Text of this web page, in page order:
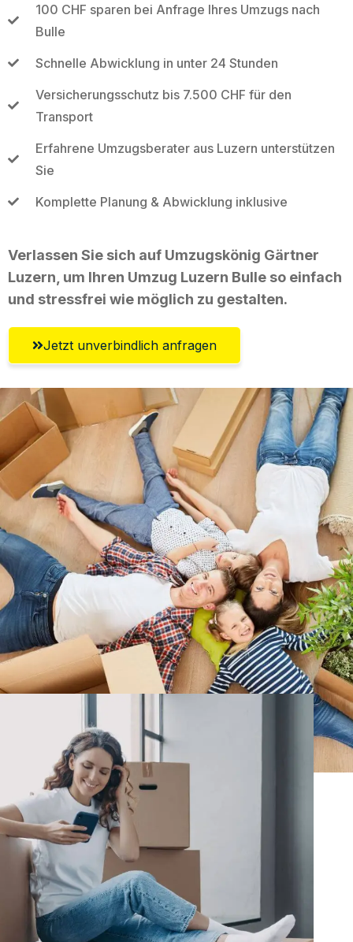
100 CHF sparen bei Anfrage Ihres Umzugs nach
Bulle
Schnelle Abwicklung in unter 24 Stunden
Versicherungsschutz bis 7.500 CHF für den
Transport
Erfahrene Umzugsberater aus Luzern unterstützen
Sie
Komplette Planung & Abwicklung inklusive
Verlassen Sie sich auf Umzugskönig Gärtner
Luzern, um Ihren Umzug Luzern Bulle so einfach
und stressfrei wie möglich zu gestalten.
Jetzt unverbindlich anfragen